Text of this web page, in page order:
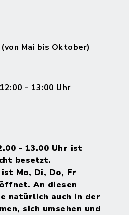
Mai bis Oktober)
- 13:00 Uhr
- 13.00 Uhr ist
besetzt.
Mo, Di, Do, Fr
An diesen
natürlich auch in der
sich umsehen und